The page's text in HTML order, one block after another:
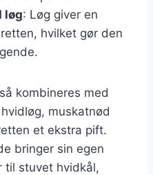
løg: Løg giver en
hvilket gør den
kombineres med
muskatnød
et ekstra pift.
bringer sin egen
til stuvet hvidkål,